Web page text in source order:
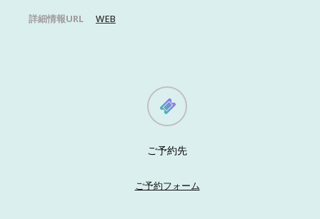
詳細情報URL
WEB
ご予約先
ご予約フォーム